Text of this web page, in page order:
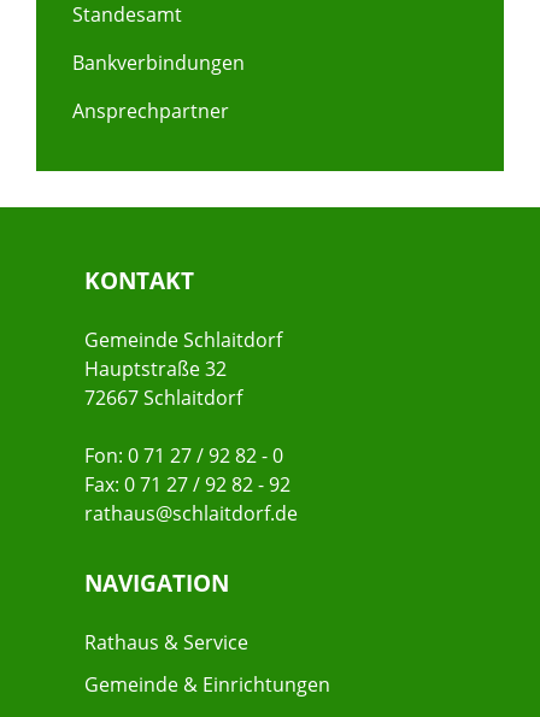
Standesamt
Bankverbindungen
Ansprechpartner
KONTAKT
Gemeinde Schlaitdorf
Hauptstraße 32
72667 Schlaitdorf
Fon: 0 71 27 / 92 82 - 0
Fax: 0 71 27 / 92 82 - 92
rathaus@schlaitdorf.de
NAVIGATION
Rathaus & Service
Gemeinde & Einrichtungen